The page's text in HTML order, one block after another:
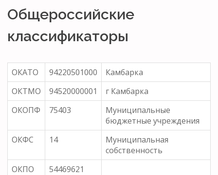
Общероссийские
классификаторы
ОКАТО 94220501000
Камбарка
ОКТМО
94520000001
г Камбарка
ОКОПФ
75403
Муниципальные
бюджетные учреждения
ОКФС
14
Муниципальная
собственность
ОКПО
54469621